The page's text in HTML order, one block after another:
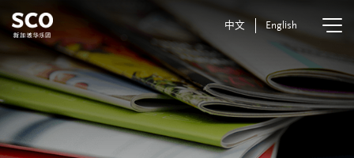
中文 English